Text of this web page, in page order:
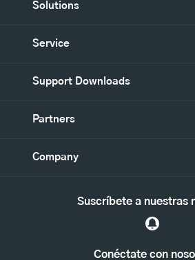
Solutions
Service
Support Downloads
Partners
Company
Conéctate con
Suscríbete a nuestras